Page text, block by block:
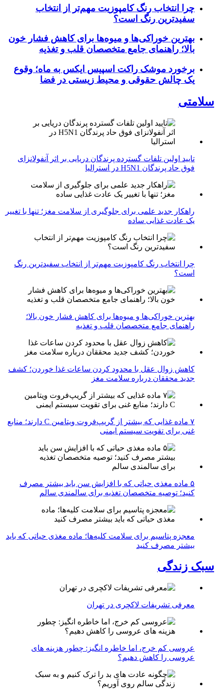
چرا انتخاب رنگ کامپوزیت مهم‌تر از انتخاب
سفیدترین رنگ است؟
بهترین خوراکی‌ها و میوه‌ها برای کاهش فشار خون
بالا؛ راهنمای جامع متخصصان قلب و تغذیه
برخورد موشک راکت اسپیس ایکس به ماه؛ وقوع
یک چالش حقوقی و محیط زیستی در فضا
سلامتی
تایید اولین تلفات گسترده پرندگان دریایی بر اثر آنفولانزای
فوق حاد پرندگان H5N1 در استرالیا
راهکار جدید علمی برای جلوگیری از سلامت مغز؛ تنها با تغییر
یک عادت غذایی ساده
چرا انتخاب رنگ کامپوزیت مهم‌تر از انتخاب سفیدترین رنگ
است؟
بهترین خوراکی‌ها و میوه‌ها برای کاهش فشار خون بالا؛
راهنمای جامع متخصصان قلب و تغذیه
کاهش زوال عقل با محدود کردن ساعات غذا خوردن؛ کشف
جدید محققان درباره سلامت مغز
۷ ماده غذایی که بیشتر از گریپ‌فروت ویتامین C دارند؛ منابع
غنی برای تقویت سیستم ایمنی
۵ ماده مغذی حیاتی که با افزایش سن باید بیشتر مصرف
کنید؛ توصیه متخصصان تغذیه برای سالمندی سالم
معجزه پتاسیم برای سلامت کلیه‌ها؛ ماده مغذی حیاتی که باید
بیشتر مصرف کنید
سبک زندگی
معرفی تشریفات لاکچری در تهران
عروسی کم خرج، اما خاطره انگیز: چطور هزینه های
عروسی را کاهش دهیم؟